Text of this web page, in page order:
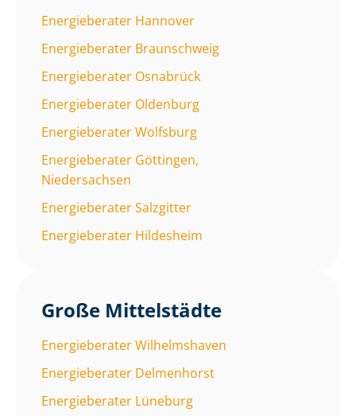
Energieberater Hannover
Energieberater Braunschweig
Energieberater Osnabrück
Energieberater Oldenburg
Energieberater Wolfsburg
Energieberater Göttingen,
Niedersachsen
Energieberater Salzgitter
Energieberater Hildesheim
Große Mittelstädte
Energieberater Wilhelmshaven
Energieberater Delmenhorst
Energieberater Lüneburg